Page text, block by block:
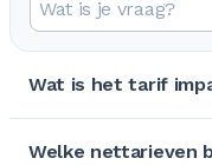
Wat is het tarif
Welke nettarieven